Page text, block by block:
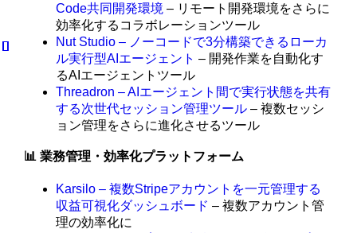
Code共同開発環境 – リモート開発環境をさらに
効率化するコラボレーションツール
Nut Studio – ノーコードで3分構築できるローカ
ル実行型AIエージェント – 開発作業を自動化す
るAIエージェントツール
Threadron – AIエージェント間で実行状態を共有
する次世代セッション管理ツール – 複数セッシ
ョン管理をさらに進化させるツール
📊 業務管理・効率化プラットフォーム
Karsilo – 複数Stripeアカウントを一元管理する
収益可視化ダッシュボード – 複数アカウント管
理の効率化に